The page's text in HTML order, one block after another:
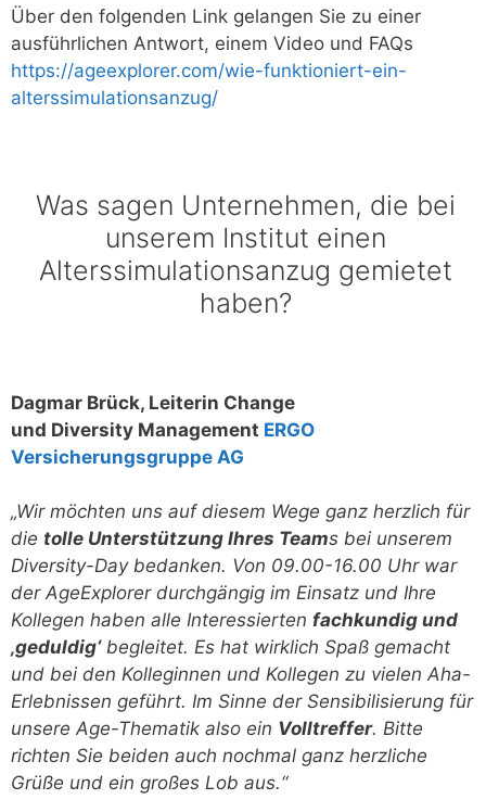
Über den folgenden Link gelangen Sie zu einer
ausführlichen Antwort, einem Video und FAQs
https://ageexplorer.com/wie-funktioniert-ein-
alterssimulationsanzug/
Was sagen Unternehmen, die bei
unserem Institut einen
Alterssimulationsanzug gemietet
haben?
Dagmar Brück, Leiterin Change
und Diversity Management ERGO
Versicherungsgruppe AG
„Wir möchten uns auf diesem Wege ganz herzlich für
die tolle Unterstützung Ihres Teams bei unserem
Diversity-Day bedanken. Von 09.00-16.00 Uhr war
der AgeExplorer durchgängig im Einsatz und Ihre
Kollegen haben alle Interessierten fachkundig und
‚geduldig‘begleitet. Es hat wirklich Spaß gemacht
und bei den Kolleginnen und Kollegen zu vielen Aha-
Erlebnissen geführt. Im Sinne der Sensibilisierung für
unsere Age-Thematik also ein Volltreffer. Bitte
richten Sie beiden auch nochmal ganz herzliche
Grüße und ein großes Lob aus.“